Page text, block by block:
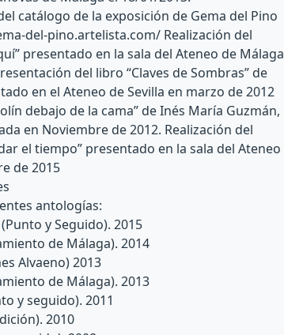
catálogo de la exposición de Gema del Pino
del-pino.artelista.com/ Realización del
presentado en la sala del Ateneo de Málaga
del libro “Claves de Sombras” de
en el Ateneo de Sevilla en marzo de 2012
debajo de la cama” de Inés María Guzmán,
en Noviembre de 2012. Realización del
el tiempo” presentado en la sala del Ateneo
de 2015
antologías:
y Seguido). 2015
de Málaga). 2014
Alvaeno) 2013
de Málaga). 2013
y seguido). 2011
2010